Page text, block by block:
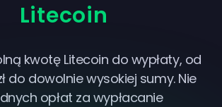
Litecoin
kwotę Litecoin do wypłaty, od
do dowolnie wysokiej sumy. Nie
opłat za wypłacanie